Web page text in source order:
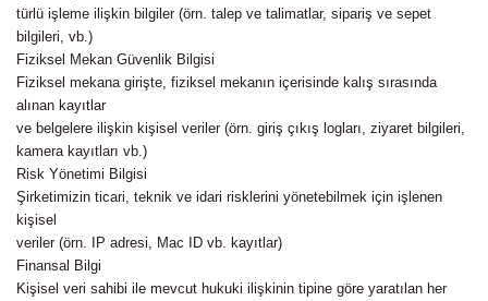
türlü işleme ilişkin bilgiler (örn. talep ve talimatlar, sipariş ve sepet
bilgileri, vb.)
Fiziksel Mekan Güvenlik Bilgisi
Fiziksel mekana girişte, fiziksel mekanın içerisinde kalış sırasında
alınan kayıtlar
ve belgelere ilişkin kişisel veriler (örn. giriş çıkış logları, ziyaret bilgileri,
kamera kayıtları vb.)
Risk Yönetimi Bilgisi
Şirketimizin ticari, teknik ve idari risklerini yönetebilmek için işlenen
kişisel
veriler (örn. IP adresi, Mac ID vb. kayıtlar)
Finansal Bilgi
Kişisel veri sahibi ile mevcut hukuki ilişkinin tipine göre yaratılan her